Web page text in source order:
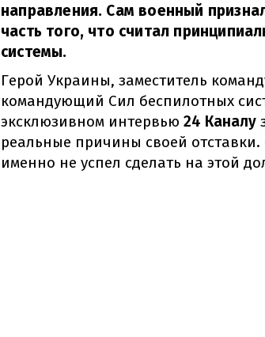
направления. Сам военный
часть того, что считал
системы.
Герой Украины, заместитель
командующий Сил беспилотных
эксклюзивном интервью 24 Каналу
реальные причины своей
именно не успел сделать на этой